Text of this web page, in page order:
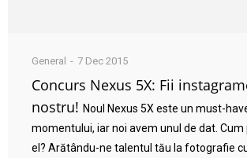
General 7 Dec 2015
Concurs Nexus 5X: Fii
nostru! Noul Nexus 5X este un must-
momentului, iar noi avem unul de dat. Cum
el? Arătându-ne talentul tău la fotografie